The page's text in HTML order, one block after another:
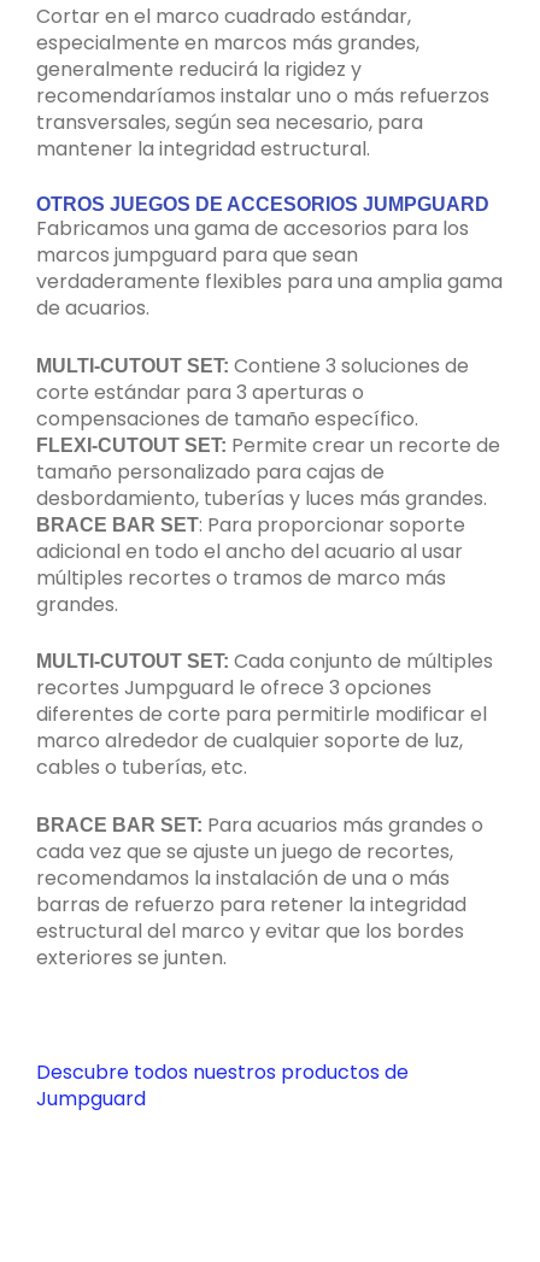
Cortar en el marco cuadrado estándar,
especialmente en marcos más grandes,
generalmente reducirá la rigidez y
recomendaríamos instalar uno o más refuerzos
transversales, según sea necesario, para
mantener la integridad estructural.
OTROS JUEGOS DE ACCESORIOS JUMPGUARD
Fabricamos una gama de accesorios para los
marcos jumpguard para que sean
verdaderamente flexibles para una amplia gama
de acuarios.
MULTI-CUTOUT SET: Contiene 3 soluciones de
corte estándar para 3 aperturas o
compensaciones de tamaño específico.
FLEXI-CUTOUT SET: Permite crear un recorte de
tamaño personalizado para cajas de
desbordamiento, tuberías y luces más grandes.
BRACE BAR SET: Para proporcionar soporte
adicional en todo el ancho del acuario al usar
múltiples recortes o tramos de marco más
grandes.
MULTI-CUTOUT SET: Cada conjunto de múltiples
recortes Jumpguard le ofrece 3 opciones
diferentes de corte para permitirle modificar el
marco alrededor de cualquier soporte de luz,
cables o tuberías, etc.
BRACE BAR SET: Para acuarios más grandes o
cada vez que se ajuste un juego de recortes,
recomendamos la instalación de una o más
barras de refuerzo para retener la integridad
estructural del marco y evitar que los bordes
exteriores se junten.
Descubre todos nuestros productos de
Jumpguard